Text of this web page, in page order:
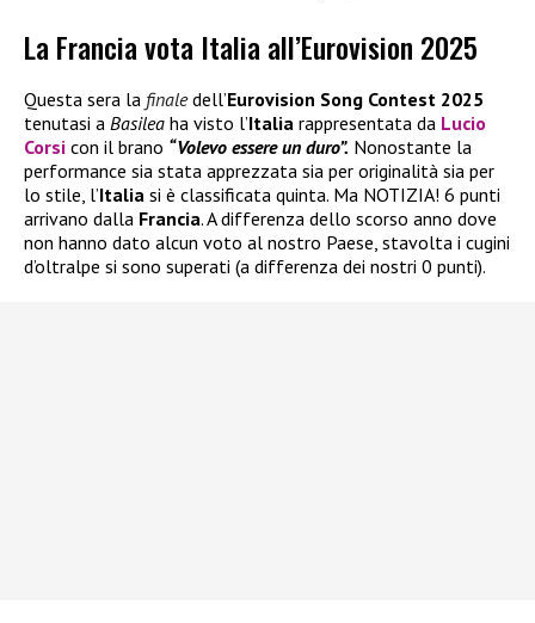
La Francia vota Italia all’Eurovision 2025
Questa sera la finaledell’Eurovision Song Contest 2025
tenutasi a Basilea ha visto l’Italia rappresentata da Lucio
Corsi con il brano “Volevo essere un duro”. Nonostante la
performance sia stata apprezzata sia per originalità sia per
lo stile, l’Italia si è classificata quinta. Ma NOTIZIA! 6 punti
arrivano dalla Francia. A differenza dello scorso anno dove
non hanno dato alcun voto al nostro Paese, stavolta i cugini
d’oltralpe si sono superati (a differenza dei nostri 0 punti).